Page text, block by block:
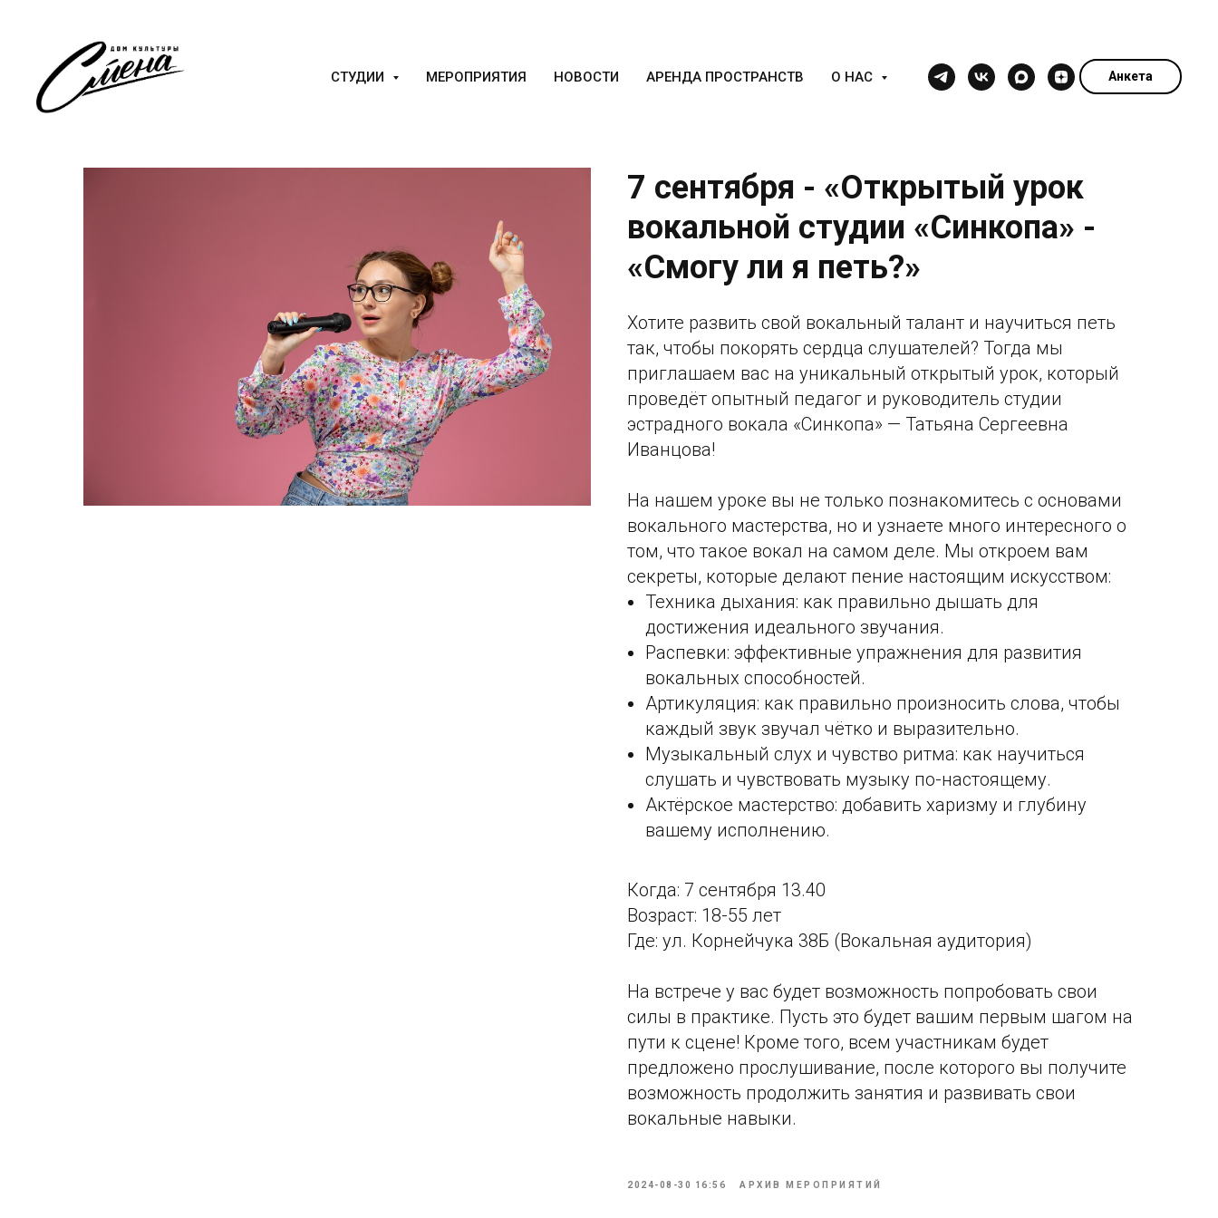
СТУДИИ МЕРОПРИЯТИЯ НОВОСТИ АРЕНДА ПРОСТРАНСТВ О НАС Анкета
7 сентября - «Открытый урок
вокальной студии «Синкопа» -
«Смогу ли я петь?»
Хотите развить свой вокальный талант и научиться петь
так, чтобы покорять сердца слушателей? Тогда мы
приглашаем вас на уникальный открытый урок, который
проведёт опытный педагог и руководитель студии
эстрадного вокала «Синкопа» — Татьяна Сергеевна
Иванцова!
На нашем уроке вы не только познакомитесь с основами
вокального мастерства, но и узнаете много интересного о
том, что такое вокал на самом деле. Мы откроем вам
секреты, которые делают пение настоящим искусством:
Техника дыхания: как правильно дышать для
достижения идеального звучания.
Распевки: эффективные упражнения для развития
вокальных способностей.
Артикуляция: как правильно произносить слова, чтобы
каждый звук звучал чётко и выразительно.
Музыкальный слух и чувство ритма: как научиться
слушать и чувствовать музыку по-настоящему.
Актёрское мастерство: добавить харизму и глубину
вашему исполнению.
Когда: 7 сентября 13.40
Возраст: 18-55 лет
Где: ул. Корнейчука 38Б (Вокальная аудитория)
На встрече у вас будет возможность попробовать свои
силы в практике. Пусть это будет вашим первым шагом на
пути к сцене! Кроме того, всем участникам будет
предложено прослушивание, после которого вы получите
возможность продолжить занятия и развивать свои
вокальные навыки.
2024-08-30 16:56 АРХИВ МЕРОПРИЯТИЙ